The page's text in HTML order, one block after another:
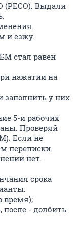
(РЕСО). Выдали
и езжу.
стал равен
нажатии на
заполнить у них
5-и рабочих
Проверяй
Если не
переписки.
нет.
срока
время);
после - долбить